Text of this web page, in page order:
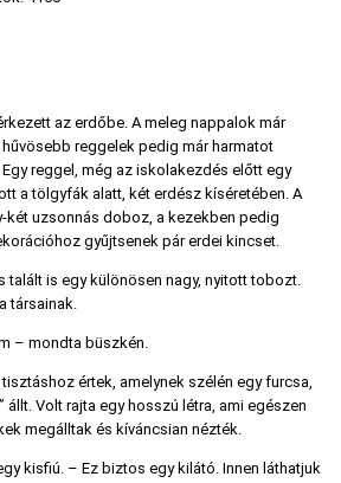
az erdőbe. A meleg nappalok már
reggelek pedig már harmatot
reggel, még az iskolakezdés előtt egy
a tölgyfák alatt, két erdész kíséretében. A
két uzsonnás doboz, a kezekben pedig
gyűjtsenek pár erdei kincset.
talált is egy különösen nagy, nyitott tobozt.
társainak.
– mondta büszkén.
értek, amelynek szélén egy furcsa,
állt. Volt rajta egy hosszú létra, ami egészen
megálltak és kíváncsian nézték.
kisfiú. – Ez biztos egy kilátó. Innen láthatjuk